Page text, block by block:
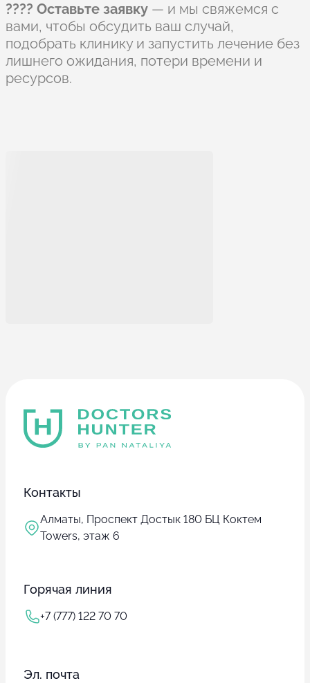
???? Оставьте заявку — и мы свяжемся с
вами, чтобы обсудить ваш случай,
подобрать клинику и запустить лечение без
лишнего ожидания, потери времени и
ресурсов.
Контакты
Алматы, Проспект Достык 180 БЦ Коктем
Towers, этаж 6
Горячая линия
+7 (777) 122 70 70
Эл. почта